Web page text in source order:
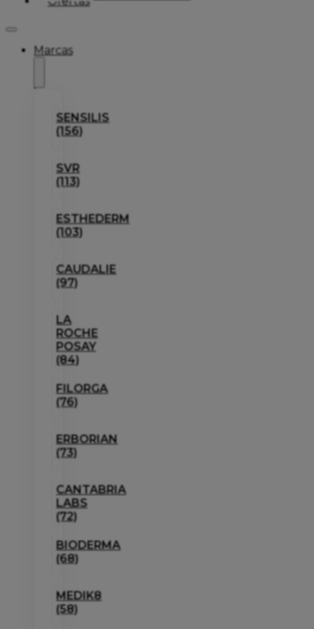
Marcas
SENSILIS
(156)
SVR
(113)
ESTHEDERM
(103)
CAUDALIE
(97)
LA
ROCHE
POSAY
(84)
FILORGA
(76)
ERBORIAN
(73)
CANTABRIA
LABS
(72)
BIODERMA
(68)
MEDIK8
(58)